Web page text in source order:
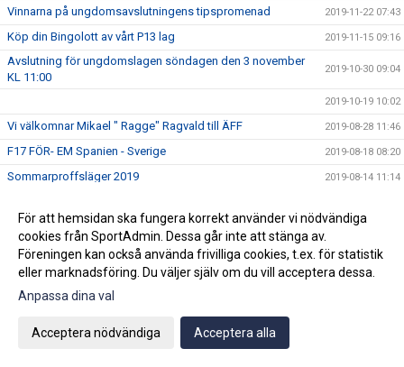
Vinnarna på ungdomsavslutningens tipspromenad 2019-11-22 07:43
Köp din Bingolott av vårt P13 lag 2019-11-15 09:16
Avslutning för ungdomslagen söndagen den 3 november
KL 11:00
2019-10-30 09:04
2019-10-19 10:02
Vi välkomnar Mikael " Ragge" Ragvald till ÄFF 2019-08-28 11:46
F17 FÖR- EM Spanien - Sverige 2019-08-18 08:20
Sommarproffsläger 2019 2019-08-14 11:14
ÄFF söker matchsekreterare 2019-08-14 10:18
Angående gårdagens match i P19-Allsvenskan 2019-08-11 11:42
Kalle är på semester 2019-08-10 09:14
Klubbchefen Helena Wennerström presenterar sig
FitLine är ny samarbetspartner
För att hemsidan ska fungera korrekt använder vi nödvändiga
cookies från SportAdmin. Dessa går inte att stänga av.
Föreningen kan också använda frivilliga cookies, t.ex. för statistik
eller marknadsföring. Du väljer själv om du vill acceptera dessa.
Anpassa dina val
Acceptera nödvändiga Acceptera alla